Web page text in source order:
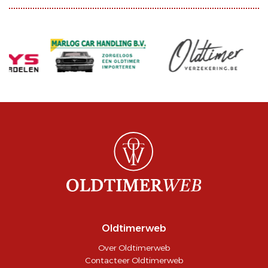
Oldtimerweb
Over Oldtimerweb
Contacteer Oldtimerweb